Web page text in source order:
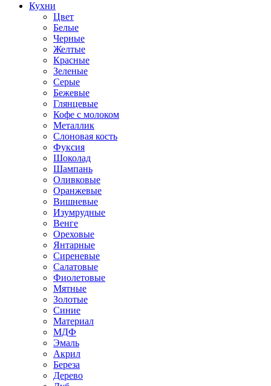
Кухни
Цвет
Белые
Черные
Желтые
Красные
Зеленые
Серые
Бежевые
Глянцевые
Кофе с молоком
Металлик
Слоновая кость
Фуксия
Шоколад
Шампань
Оливковые
Оранжевые
Вишневые
Изумрудные
Венге
Ореховые
Янтарные
Сиреневые
Салатовые
Фиолетовые
Мятные
Золотые
Синие
Материал
МДФ
Эмаль
Акрил
Береза
Дерево